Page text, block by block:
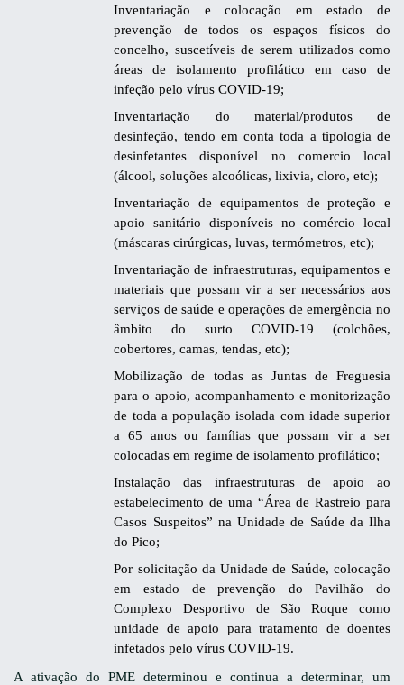
Inventariação e colocação em estado de
prevenção de todos os espaços físicos do
concelho, suscetíveis de serem utilizados como
áreas de isolamento profilático em caso de
infeção pelo vírus COVID-19;
Inventariação do material/produtos de
desinfeção, tendo em conta toda a tipologia de
desinfetantes disponível no comercio local
(álcool, soluções alcoólicas, lixivia, cloro, etc);
Inventariação de equipamentos de proteção e
apoio sanitário disponíveis no comércio local
(máscaras cirúrgicas, luvas, termómetros, etc);
Inventariação de infraestruturas, equipamentos e
materiais que possam vir a ser necessários aos
serviços de saúde e operações de emergência no
âmbito do surto COVID-19 (colchões,
cobertores, camas, tendas, etc);
Mobilização de todas as Juntas de Freguesia
para o apoio, acompanhamento e monitorização
de toda a população isolada com idade superior
a 65 anos ou famílias que possam vir a ser
colocadas em regime de isolamento profilático;
Instalação das infraestruturas de apoio ao
estabelecimento de uma “Área de Rastreio para
Casos Suspeitos” na Unidade de Saúde da Ilha
do Pico;
Por solicitação da Unidade de Saúde, colocação
em estado de prevenção do Pavilhão do
Complexo Desportivo de São Roque como
unidade de apoio para tratamento de doentes
infetados pelo vírus COVID-19.
A ativação do PME determinou e continua a determinar, um